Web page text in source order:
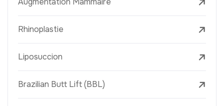
Rhinoplastie
Liposuccion
Brazilian Butt Lift (BBL)